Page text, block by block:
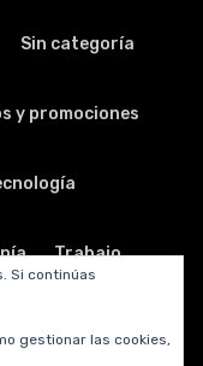
Sin categoría
y promociones
Trabajo
Si continúas
gestionar las cookies,